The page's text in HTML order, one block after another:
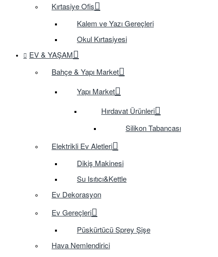
Kırtasiye Ofis
Kalem ve Yazı Gereçleri
Okul Kırtasiyesi
EV & YAŞAM
Bahçe & Yapı Market
Yapı Market
Hırdavat Ürünleri
Silikon Tabancası
Elektrikli Ev Aletleri
Dikiş Makinesi
Su Isıtıcı&Kettle
Ev Dekorasyon
Ev Gereçleri
Püskürtücü Sprey Şişe
Hava Nemlendirici